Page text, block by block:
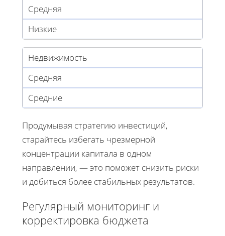
Средняя
Низкие
Недвижимость
Средняя
Средние
Продумывая стратегию инвестиций,
старайтесь избегать чрезмерной
концентрации капитала в одном
направлении, — это поможет снизить риски
и добиться более стабильных результатов.
Регулярный мониторинг и
корректировка бюджета